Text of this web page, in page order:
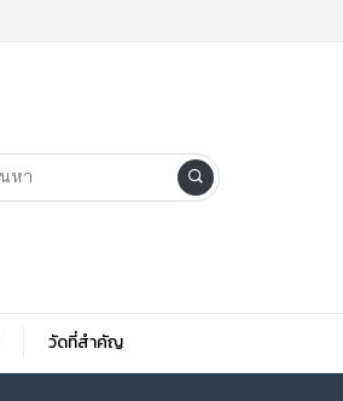
วัดที่สําคัญ